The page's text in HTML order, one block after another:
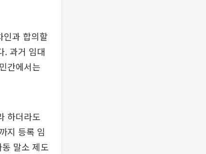
인과 합의할
. 과거 임대
간에서는
하더라도
지 등록 임
말소 제도